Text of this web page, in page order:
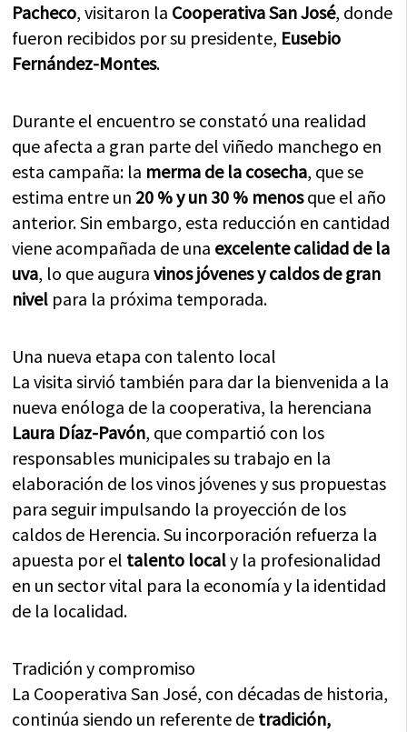
Pacheco, visitaron la Cooperativa San José, donde
fueron recibidos por su presidente, Eusebio
Fernández-Montes.
Durante el encuentro se constató una realidad
que afecta a gran parte del viñedo manchego en
esta campaña: la merma de la cosecha, que se
estima entre un 20 % y un 30 % menosque el año
anterior. Sin embargo, esta reducción en cantidad
viene acompañada de una excelente calidad de la
uva, lo que auguravinos jóvenes y caldos de gran
nivel para la próxima temporada.
Una nueva etapa con talento local
La visita sirvió también para dar la bienvenida a la
nueva enóloga de la cooperativa, la herenciana
Laura Díaz-Pavón, que compartió con los
responsables municipales su trabajo en la
elaboración de los vinos jóvenes y sus propuestas
para seguir impulsando la proyección de los
caldos de Herencia. Su incorporación refuerza la
apuesta por el talento localy la profesionalidad
en un sector vital para la economía y la identidad
de la localidad.
Tradición y compromiso
La Cooperativa San José, con décadas de historia,
continúa siendo un referente de tradición,